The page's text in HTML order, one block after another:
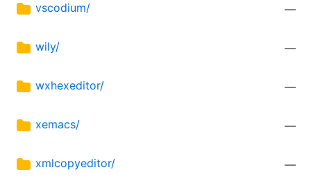
vscodium/ —
wily/ —
wxhexeditor/ —
xemacs/ —
xmlcopyeditor/ —